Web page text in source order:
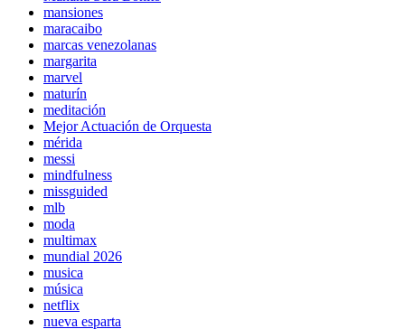
mansiones
maracaibo
marcas venezolanas
margarita
marvel
maturín
meditación
Mejor Actuación de Orquesta
mérida
messi
mindfulness
missguided
mlb
moda
multimax
mundial 2026
musica
música
netflix
nueva esparta